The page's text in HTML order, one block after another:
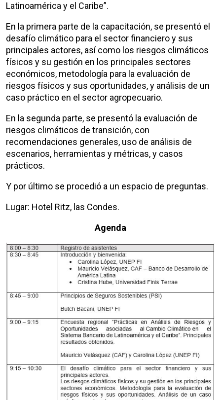
Latinoamérica y el Caribe”.
En la primera parte de la capacitación, se presentó el
desafío climático para el sector financiero y sus
principales actores, así como los riesgos climáticos
físicos y su gestión en los principales sectores
económicos, metodología para la evaluación de
riesgos físicos y sus oportunidades, y análisis de un
caso práctico en el sector agropecuario.
En la segunda parte, se presentó la evaluación de
riesgos climáticos de transición, con
recomendaciones generales, uso de análisis de
escenarios, herramientas y métricas, y casos
prácticos.
Y por último se procedió a un espacio de preguntas.
Lugar: Hotel Ritz, las Condes.
Agenda